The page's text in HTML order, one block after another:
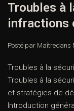
Troubles à
infractions
Posté par Maîtredans
Troubles à la
Troubles à la
et stratégies de
Introduction